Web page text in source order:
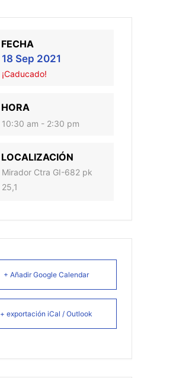
FECHA
18 Sep 2021
¡Caducado!
HORA
10:30 am - 2:30 pm
LOCALIZACIÓN
Mirador Ctra GI-682 pk
25,1
+ Añadir Google Calendar
+ exportación iCal / Outlook